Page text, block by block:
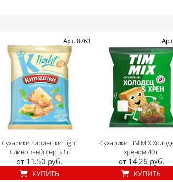
Арт. 8763
Сухарики Кириешки Light
Сливочный сыр 33 г
от 11.50 руб.
КУПИТЬ
Сухарики TIM MIX
хреном 40 г
от 14.26 руб.
КУПИТЬ